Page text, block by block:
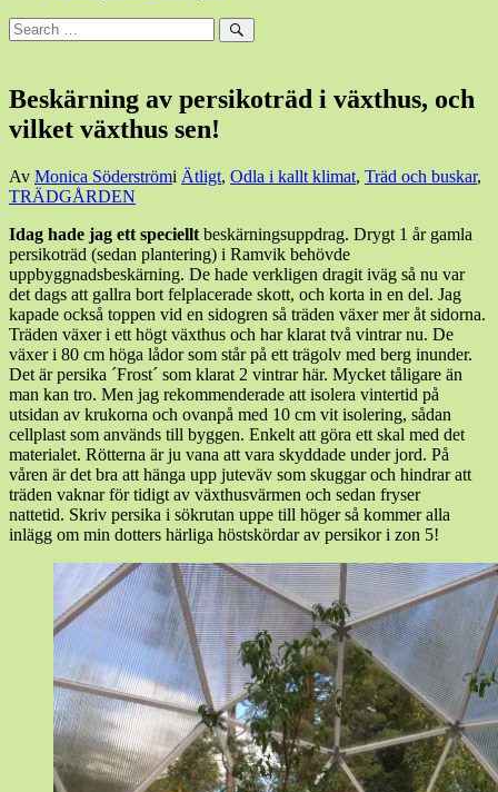
Sök
efter:
Sök
Beskärning av persikoträd i växthus, och
vilket växthus sen!
Den
27
2018 27
augusti,
2018
Av Monica Söderströmi Ätligt, Odla i kallt klimat, Träd och buskar,
TRÄDGÅRDEN
Idag hade jag ett speciellt beskärningsuppdrag. Drygt 1 år gamla
persikoträd (sedan plantering) i Ramvik behövde
uppbyggnadsbeskärning. De hade verkligen dragit iväg så nu var
det dags att gallra bort felplacerade skott, och korta in en del. Jag
kapade också toppen vid en sidogren så träden växer mer åt sidorna.
Träden växer i ett högt växthus och har klarat två vintrar nu. De
växer i 80 cm höga lådor som står på ett trägolv med berg inunder.
Det är persika ´Frost´ som klarat 2 vintrar här. Mycket tåligare än
man kan tro. Men jag rekommenderade att isolera vintertid på
utsidan av krukorna och ovanpå med 10 cm vit isolering, sådan
cellplast som används till byggen. Enkelt att göra ett skal med det
materialet. Rötterna är ju vana att vara skyddade under jord. På
våren är det bra att hänga upp juteväv som skuggar och hindrar att
träden vaknar för tidigt av växthusvärmen och sedan fryser
nattetid. Skriv persika i sökrutan uppe till höger så kommer alla
inlägg om min dotters härliga höstskördar av persikor i zon 5!